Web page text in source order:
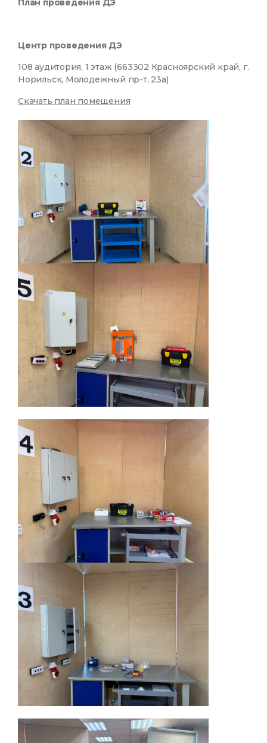
План проведения ДЭ
Центр проведения ДЭ
108 аудитория, 1 этаж (663302 Красноярский край, г.
Норильск, Молодежный пр-т, 23а)
Скачать план помещения